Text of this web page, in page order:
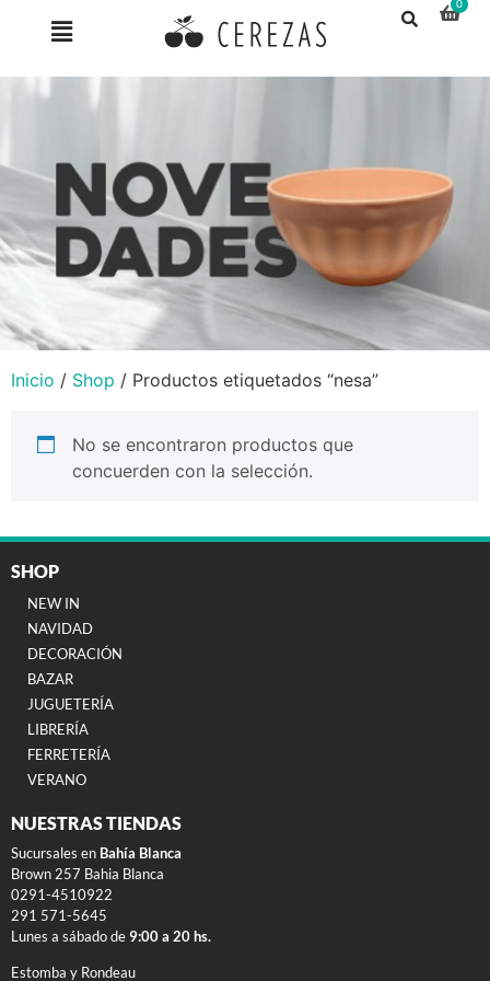
Inicio / Shop / Productos etiquetados “nesa”
No se encontraron productos que
concuerden con la selección.
SHOP
NEW IN
NAVIDAD
DECORACIÓN
BAZAR
JUGUETERÍA
LIBRERÍA
FERRETERÍA
VERANO
NUESTRAS TIENDAS
Sucursales en Bahía Blanca
Brown 257 Bahia Blanca
0291-4510922
291 571-5645
Lunes a sábado de 9:00 a 20 hs.
Estomba y Rondeau